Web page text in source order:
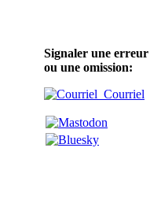
Signaler une erreur
ou une omission:
Courriel